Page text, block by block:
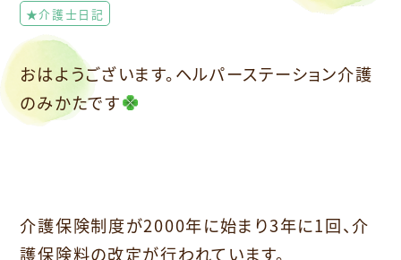
★介護士日記
おはようございます。ヘルパーステーション介護
のみかたです
介護保険制度が2000年に始まり3年に1回、介
護保険料の改定が行われています。